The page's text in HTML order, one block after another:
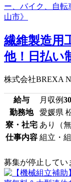
繊維製造用
他！日払い
株式会社BREXA
給与 月収例
勤務地
愛媛県
寮・社宅 あり（無
仕事内容 組立・
募集が停止してい